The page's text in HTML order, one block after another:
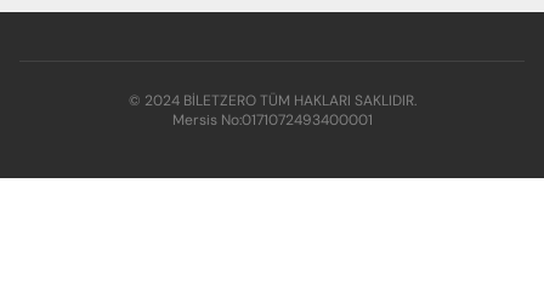
© 2024 BİLETZERO TÜM HAKLARI SAKLIDIR.
Mersis No:0171072493400001